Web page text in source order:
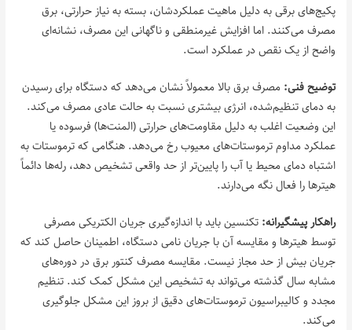
پکیج‌های برقی به دلیل ماهیت عملکردشان، بسته به نیاز حرارتی، برق
مصرف می‌کنند. اما افزایش غیرمنطقی و ناگهانی این مصرف، نشانه‌ای
واضح از یک نقص در عملکرد است.
توضیح فنی: مصرف برق بالا معمولاً نشان می‌دهد که دستگاه برای رسیدن
به دمای تنظیم‌شده، انرژی بیشتری نسبت به حالت عادی مصرف می‌کند.
این وضعیت اغلب به دلیل مقاومت‌های حرارتی (المنت‌ها) فرسوده یا
عملکرد مداوم ترموستات‌های معیوب رخ می‌دهد. هنگامی که ترموستات به
اشتباه دمای محیط یا آب را پایین‌تر از حد واقعی تشخیص دهد، رله‌ها دائماً
هیترها را فعال نگه می‌دارند.
راهکار پیشگیرانه: تکنسین باید با اندازه‌گیری جریان الکتریکی مصرفی
توسط هیترها و مقایسه آن با جریان نامی دستگاه، اطمینان حاصل کند که
جریان بیش از حد مجاز نیست. مقایسه مصرف کنتور برق در دوره‌های
مشابه سال گذشته می‌تواند به تشخیص این مشکل کمک کند. تنظیم
مجدد و کالیبراسیون ترموستات‌های دقیق از بروز این مشکل جلوگیری
می‌کند.